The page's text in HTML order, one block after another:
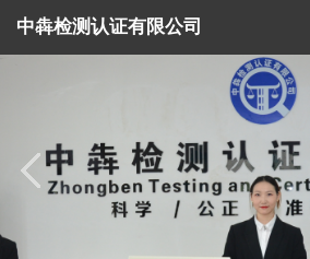
中犇检测认证有限公司